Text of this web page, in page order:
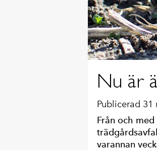
Nu är
Publicerad 31
Från och
varannan